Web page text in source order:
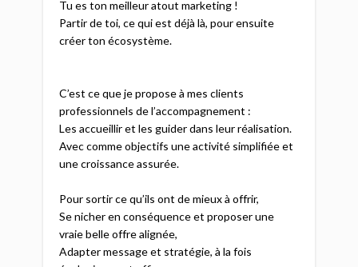
Tu es ton meilleur atout marketing !
Partir de toi, ce qui est déjà là, pour ensuite
créer ton écosystème.
C’est ce que je propose à mes clients
professionnels de l’accompagnement :
Les accueillir et les guider dans leur réalisation.
Avec comme objectifs une activité simplifiée et
une croissance assurée.
Pour sortir ce qu’ils ont de mieux à offrir,
Se nicher en conséquence et proposer une
vraie belle offre alignée,
Adapter message et stratégie, à la fois